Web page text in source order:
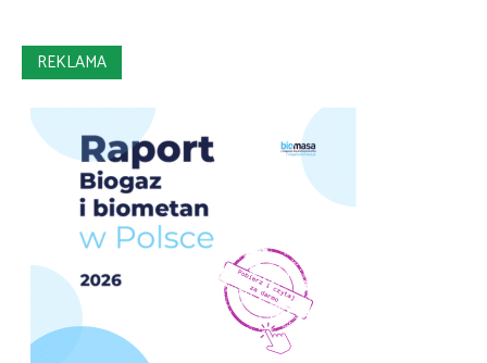
REKLAMA